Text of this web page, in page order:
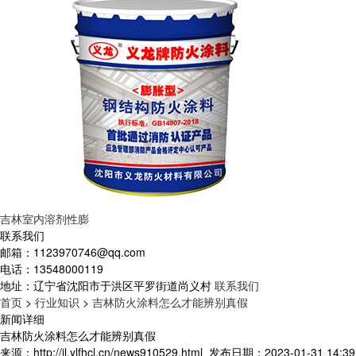
吉林室内溶剂性膨
联系我们
邮箱： 1123970746@qq.com
电话： 13548000119
地址： 辽宁省沈阳市于洪区平罗街道尚义村 联系我们
首页 > 行业知识 > 吉林防火涂料怎么才能辨别真假
新闻详细
吉林防火涂料怎么才能辨别真假
来源：http://jl.ylfhcl.cn/news910529.html 发布日期：2023-01-31